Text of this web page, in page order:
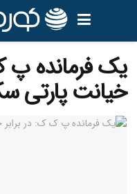
یک فرمانده پ
خیانت پارتی